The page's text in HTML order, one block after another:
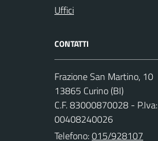
Uffici
CONTATTI
Frazione San Martino, 10
13865 Curino (BI)
C.F. 83000870028 - P.Iva:
00408240026
Telefono:015/928107